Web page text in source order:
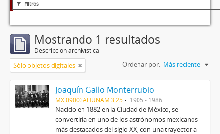
Filtros
Mostrando 1 resultados
Descripción archivística
Sólo objetos digitales Ordenar por: Más reciente
Joaquín Gallo Monterrubio
MX 09003AHUNAM 3.25 1905 - 1986
Nacido en 1882 en la Ciudad de México, se
convertiría en uno de los astrónomos mexicanos
más destacados del siglo XX, con una trayectoria